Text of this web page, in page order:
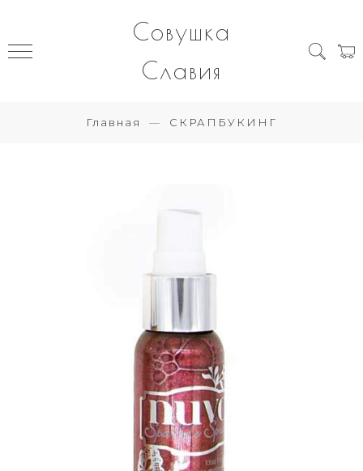
Совушка
Славия
Главная СКРАПБУКИНГ